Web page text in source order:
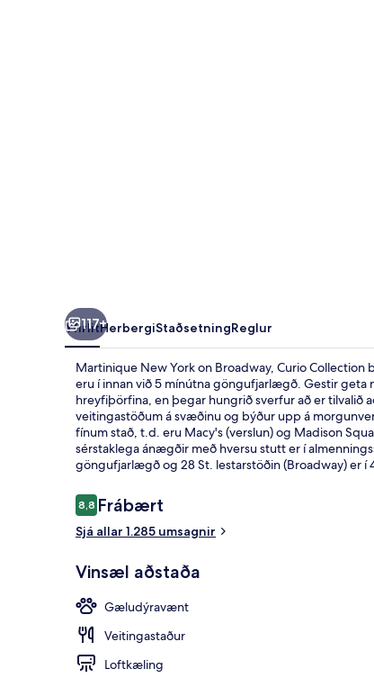
117+
YfirlitHerbergiStaðsetningReglur
Martinique New York on Broadway, Curio
eru í innan við 5 mínútna göngufjarlægð. Gestir geta
hreyfiþörfina, en þegar hungrið sverfur að er tilvalið
veitingastöðum á svæðinu og býður upp á
fínum stað, t.d. eru Macy's (verslun) og Madison
sérstaklega ánægðir með hversu stutt er í
göngufjarlægð og 28 St. lestarstöðin (Broadway) er
Umsagnir
8,88,8 af 10
Frábært
Sjá allar 1.285 umsagnir
Vinsæl aðstaða
Gæludýravænt
Veitingastaður
Loftkæling